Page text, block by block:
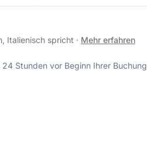
Italienisch spricht · Mehr erfahren
Stunden vor Beginn Ihrer Buchung